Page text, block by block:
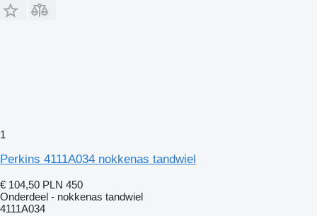
1
Perkins 4111A034 nokkenas tandwiel
€ 104,50 PLN 450
Onderdeel - nokkenas tandwiel
4111A034